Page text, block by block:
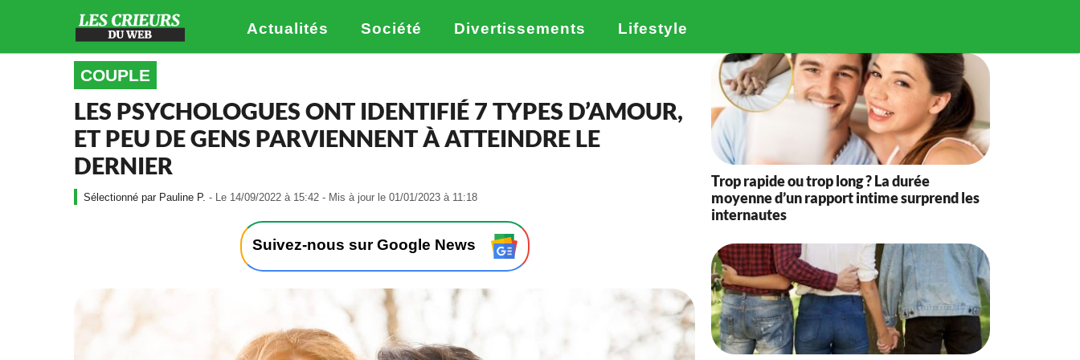
Actualités Société Divertissements Lifestyle
COUPLE
LES PSYCHOLOGUES ONT IDENTIFIÉ 7 TYPES D’AMOUR,
ET PEU DE GENS PARVIENNENT À ATTEINDRE LE
DERNIER
Pauline P. - Le 14/09/2022 à 15:42 - Mis à jour le 01/01/2023 à 11:18
/
0
Suivez-nous sur Google News
Trop rapide ou trop long ? La durée
moyenne d’un rapport intime surprend les
internautes